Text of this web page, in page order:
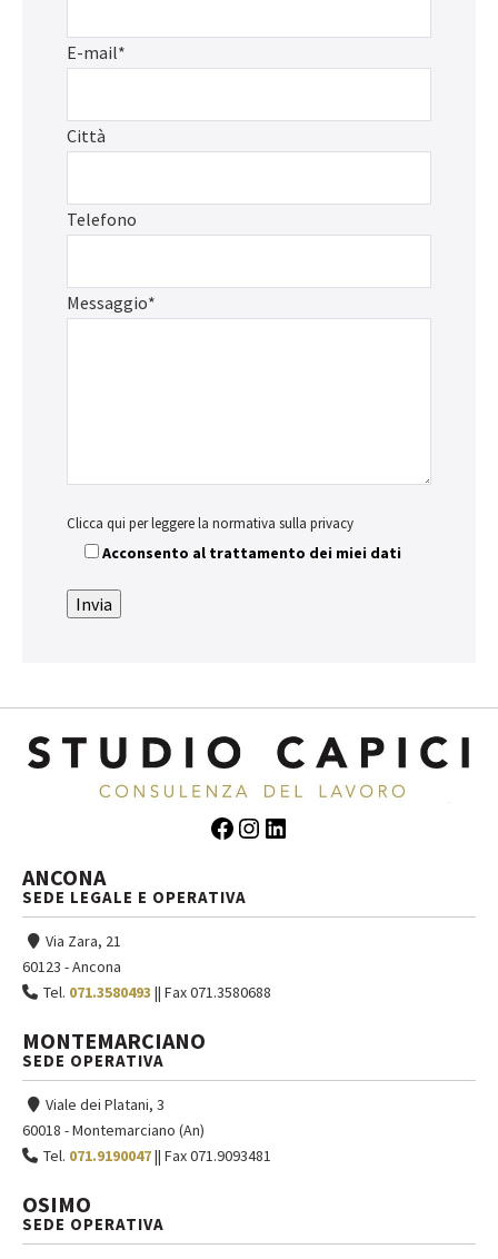
E-mail*
Città
Telefono
Messaggio*
Clicca qui per leggere la normativa sulla privacy
Acconsento al trattamento dei miei dati
Facebook
Instagram
LinkedIn
ANCONA
SEDE LEGALE E OPERATIVA
Via Zara, 21
60123 - Ancona
Tel. 071.3580493 || Fax 071.3580688
MONTEMARCIANO
SEDE OPERATIVA
Viale dei Platani, 3
60018 - Montemarciano (An)
Tel. 071.9190047|| Fax 071.9093481
OSIMO
SEDE OPERATIVA